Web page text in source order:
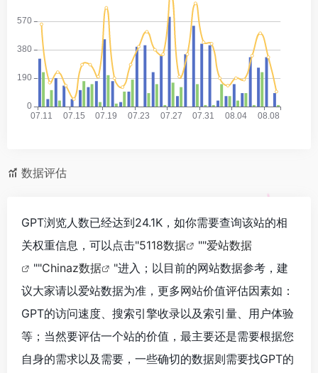
数据评估
GPT浏览人数已经达到24.1K，如你需要查询该站的相
关权重信息，可以点击"5118数据 ""爱站数据
""Chinaz数据
"进入；以目前的网站数据参考，建
议大家请以爱站数据为准，更多网站价值评估因素如：
GPT的访问速度、搜索引擎收录以及索引量、用户体验
等；当然要评估一个站的价值，最主要还是需要根据您
自身的需求以及需要，一些确切的数据则需要找GPT的